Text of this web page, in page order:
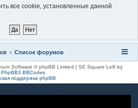
все cookie, установленные данной
Список форумов
Software © phpBB Limited | SE Square Left by
PhpBB3 BBCodes
поддержка phpBB